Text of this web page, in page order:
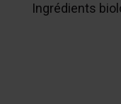
Ingrédients